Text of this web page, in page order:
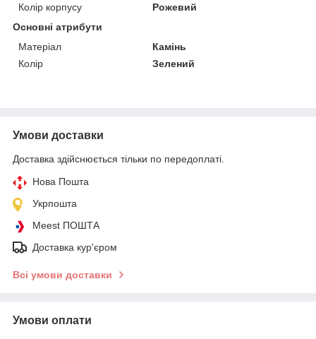
Колір корпусу
Рожевий
Основні атрибути
Матеріал
Камінь
Колір
Зелений
Умови доставки
Доставка здійснюється тільки по передоплаті.
Нова Пошта
Укрпошта
Meest ПОШТА
Доставка кур'єром
Всі умови доставки
Умови оплати